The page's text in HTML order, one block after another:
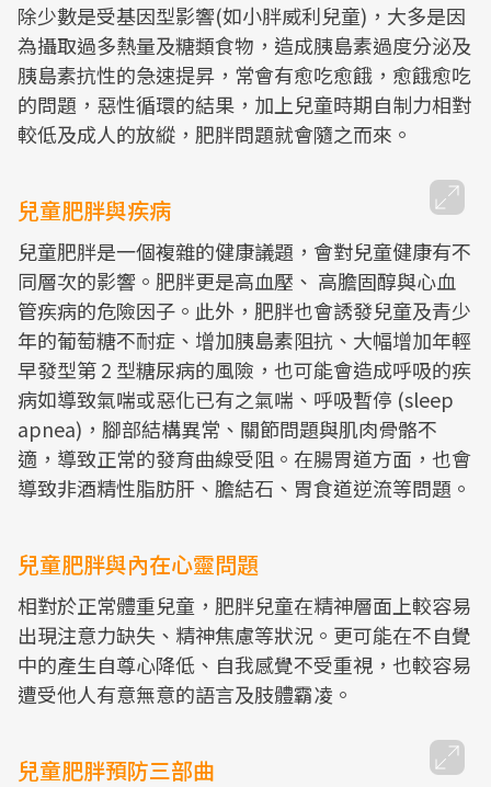
除少數是受基因型影響(如小胖威利兒童)，大多是因
為攝取過多熱量及糖類食物，造成胰島素過度分泌及
胰島素抗性的急速提昇，常會有愈吃愈餓，愈餓愈吃
的問題，惡性循環的結果，加上兒童時期自制力相對
較低及成人的放縱，肥胖問題就會隨之而來。
兒童肥胖與疾病
兒童肥胖是一個複雜的健康議題，會對兒童健康有不
同層次的影響。肥胖更是高血壓、 高膽固醇與心血
管疾病的危險因子。此外，肥胖也會誘發兒童及青少
年的葡萄糖不耐症、增加胰島素阻抗、大幅增加年輕
早發型第 2 型糖尿病的風險，也可能會造成呼吸的疾
病如導致氣喘或惡化已有之氣喘、呼吸暫停 (sleep
apnea)，腳部結構異常、關節問題與肌肉骨骼不
適，導致正常的發育曲線受阻。在腸胃道方面，也會
導致非酒精性脂肪肝、膽結石、胃食道逆流等問題。
兒童肥胖與內在心靈問題
相對於正常體重兒童，肥胖兒童在精神層面上較容易
出現注意力缺失、精神焦慮等狀況。更可能在不自覺
中的產生自尊心降低、自我感覺不受重視，也較容易
遭受他人有意無意的語言及肢體霸凌。
兒童肥胖預防三部曲